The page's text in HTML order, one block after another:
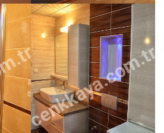
cenkkaya.com.tr